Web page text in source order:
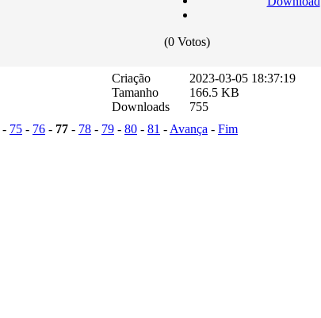
(0 Votos)
Criação
Tamanho
Downloads
2023-03-05 18:37:19
166.5 KB
755
- 75 - 76 - 77 - 78 - 79 - 80 - 81 -Avança - Fim